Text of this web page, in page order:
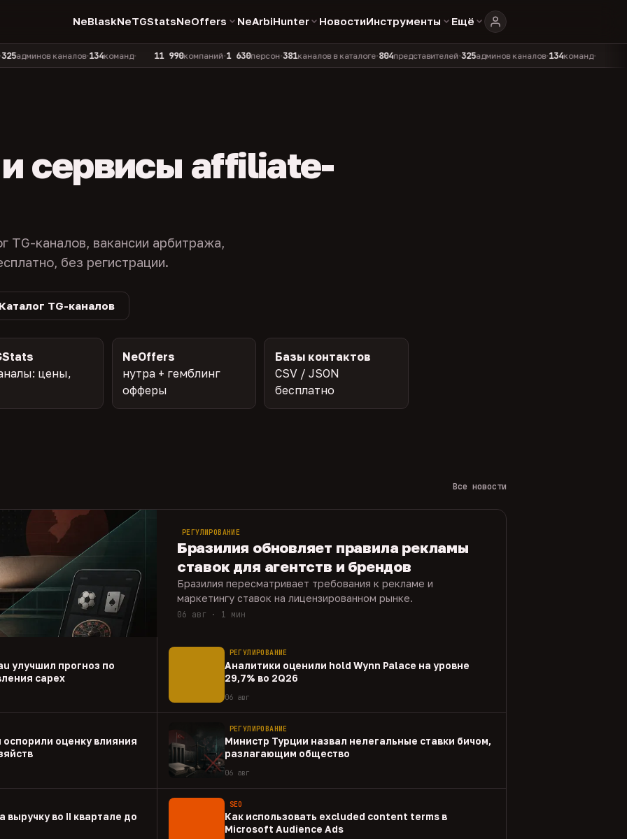
NeBlaskNeTGStatsNeOffers NeArbiHunter НовостиИнструменты Ещё
каналов•134команд• 11 990 компаний•1 630персон•381каналов в каталоге•804представителей•325админов каналов•134команд•
сервисы affiliate-
TG-каналов, вакансии арбитража,
без регистрации.
TG-каналов
цены,
NeOffers
нутра + гемблинг
офферы
Базы контактов
CSV / JSON
бесплатно
Все новости
РЕГУЛИРОВАНИЕ
Бразилия обновляет правила рекламы
ставок для агентств и брендов
Бразилия пересматривает требования к рекламе и
маркетингу ставок на лицензированном рынке.
06 авг · 1 мин
улучшил прогноз по
capex
РЕГУЛИРОВАНИЕ
Аналитики оценили hold Wynn Palace на уровне
29,7% во 2Q26
06 авг
оценку влияния
РЕГУЛИРОВАНИЕ
Министр Турции назвал нелегальные ставки бичом,
разлагающим общество
06 авг
выручку во II квартале до
SEO
Как использовать excluded content terms в
Microsoft Audience Ads